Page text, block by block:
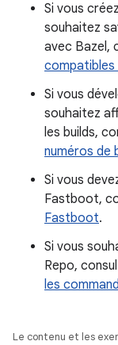
Si vous
souhaitez
avec Bazel,
compatibles
Si vous
souhaitez
les builds,
numéros de
Si vous
Fastboot,
Fastboot.
Si vous
Repo,
les
Le contenu et les